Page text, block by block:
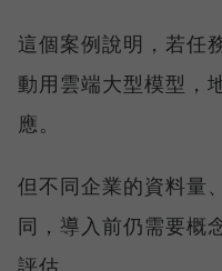
這個案例說明，若任
動用雲端大型模型，
應。
但不同企業的資料量
同，導入前仍需要概
評估。